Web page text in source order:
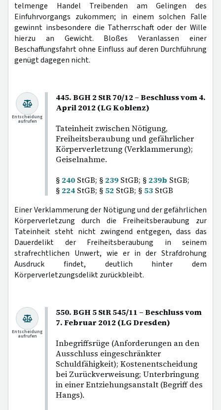
telmenge Handel Treibenden am Gelingen des
Einfuhrvorgangs zukommen; in einem solchen Falle
gewinnt insbesondere die Tatherrschaft oder der Wille
hierzu an Gewicht. Bloßes Veranlassen einer
Beschaffungsfahrt ohne Einfluss auf deren Durchführung
genügt dagegen nicht.
445. BGH 2 StR 70/12 – Beschluss vom 4.
April 2012 (LG Koblenz)
Tateinheit zwischen Nötigung,
Freiheitsberaubung und gefährlicher
Körperverletzung (Verklammerung);
Geiselnahme.
§ 240 StGB; § 239 StGB; § 239b StGB;
§ 224 StGB; § 52 StGB; § 53 StGB
Entscheidung
aufrufen
Einer Verklammerung der Nötigung und der gefährlichen
Körperverletzung durch die Freiheitsberaubung zur
Tateinheit steht nicht zwingend entgegen, dass das
Dauerdelikt der Freiheitsberaubung in seinem
strafrechtlichen Unwert, wie er in der Strafdrohung
Ausdruck findet, deutlich hinter dem
Körperverletzungsdelikt zurückbleibt.
550. BGH 5 StR 545/11 – Beschluss vom
7. Februar 2012 (LG Dresden)
Inbegriffsrüge (Anforderungen an den
Ausschluss eingeschränkter
Schuldfähigkeit); Kostenentscheidung
bei Zurückverweisung; Unterbringung
in einer Entziehungsanstalt (Begriff des
Hangs).
Entscheidung
aufrufen